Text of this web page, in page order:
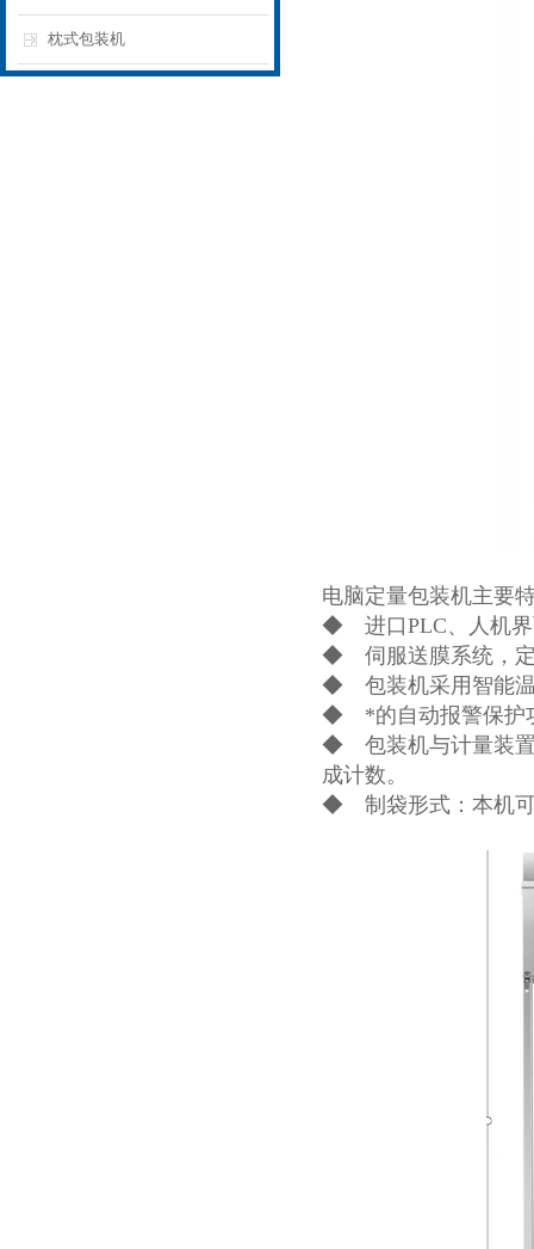
枕式包装机
电脑定量包装机主要
◆ 进口PLC、人机界
◆ 伺服送膜系统，定
◆ 包装机采用智能温
◆ *的自动报警保护
◆ 包装机与计量装置
成计数。
◆ 制袋形式：本机可